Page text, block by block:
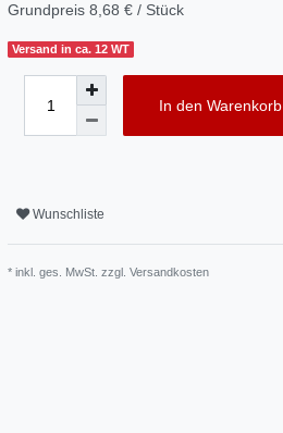
Grundpreis 8,68 € / Stück
Versand in ca. 12 WT
In den Warenkorb
Wunschliste
* inkl. ges. MwSt. zzgl. Versandkosten